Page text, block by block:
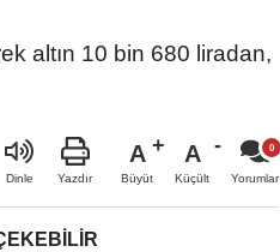
altın 10 bin 680 liradan,
Dinle Yazdır
A
Büyüt
A
Küçült Yorumlar